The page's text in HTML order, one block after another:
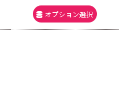
オプション選択